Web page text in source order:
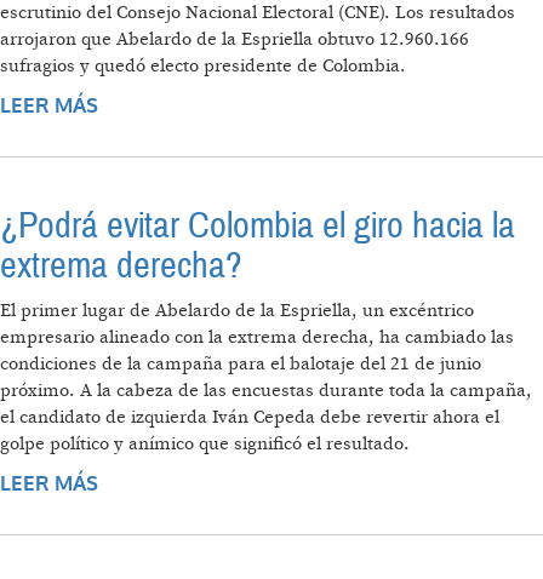
escrutinio del Consejo Nacional Electoral (CNE). Los resultados
arrojaron que Abelardo de la Espriella obtuvo 12.960.166
sufragios y quedó electo presidente de Colombia.
LEER MÁS
DE DE LA ESPRIELLA EN LA ELECCIÓN
¿Podrá evitar Colombia el giro hacia la
extrema derecha?
El primer lugar de Abelardo de la Espriella, un excéntrico
empresario alineado con la extrema derecha, ha cambiado las
condiciones de la campaña para el balotaje del 21 de junio
próximo. A la cabeza de las encuestas durante toda la campaña,
el candidato de izquierda Iván Cepeda debe revertir ahora el
golpe político y anímico que significó el resultado.
LEER MÁS